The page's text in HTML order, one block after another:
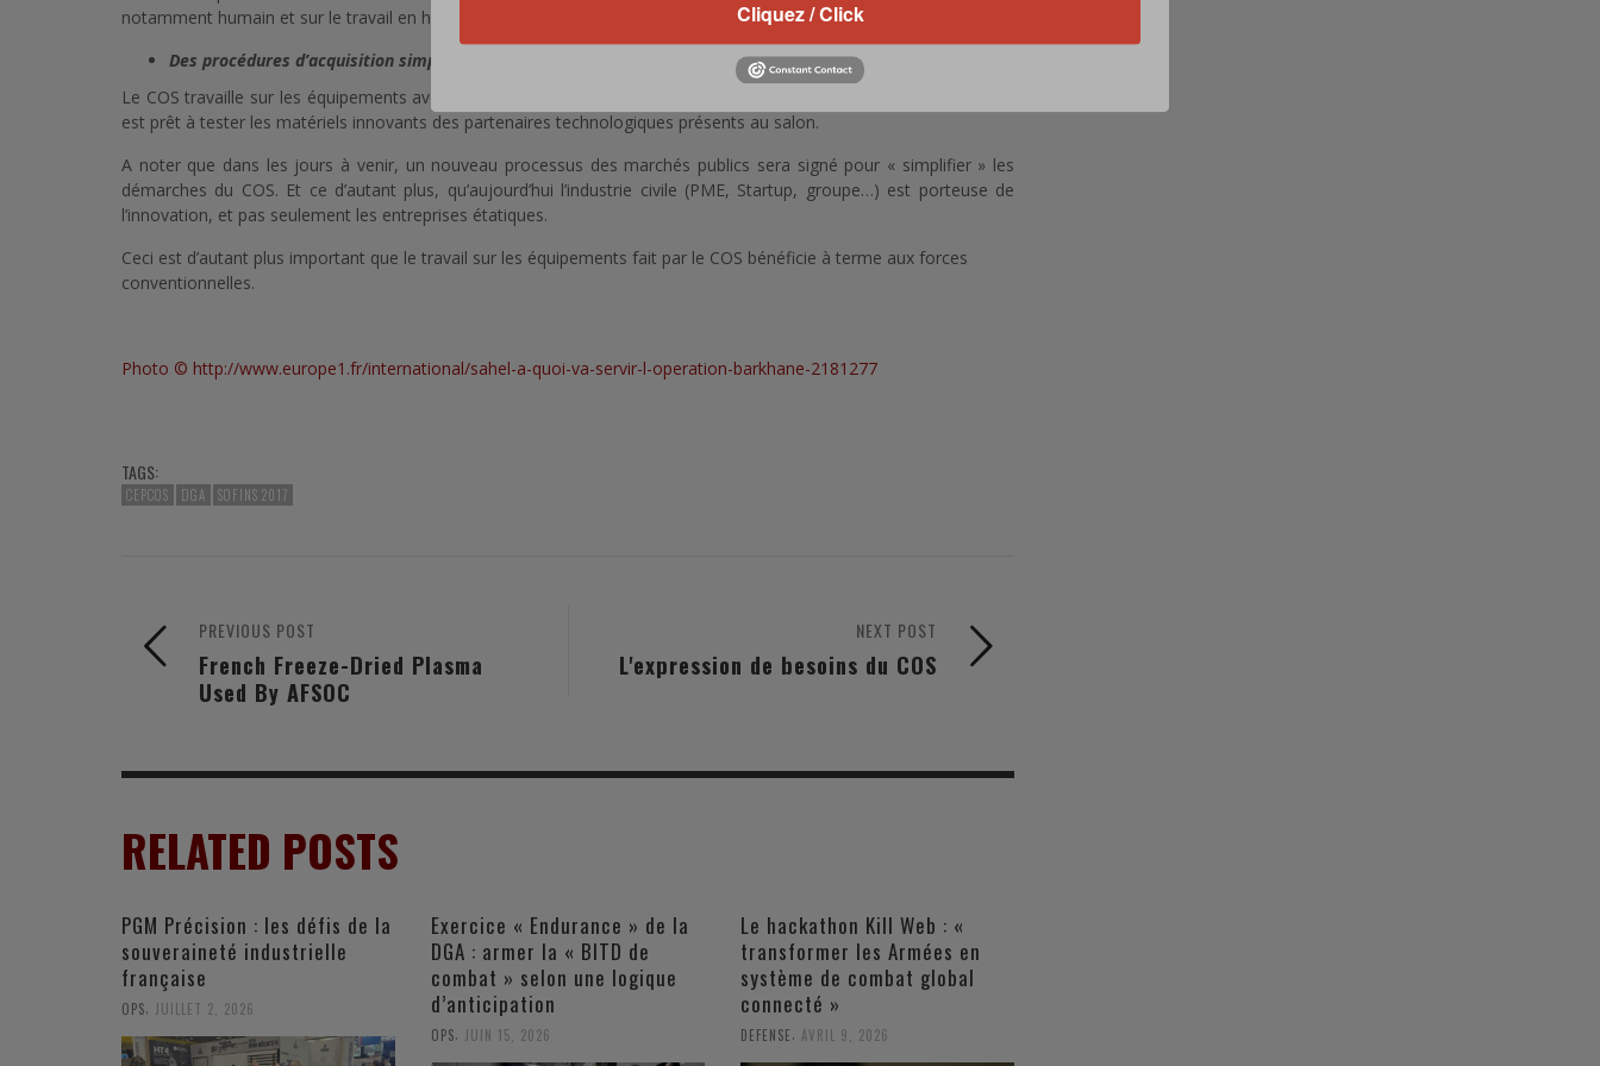
notamment humain et sur le travail en haute intensité en particulier sur les points stratégiques.
Des procédures d’acquisition simplifiées
Le COS travaille sur les équipements avec le CEPCOS (centre d’étude pratique du COS) et la DGA sur le futur, mais
est prêt à tester les matériels innovants des partenaires technologiques présents au salon.
A noter que dans les jours à venir, un nouveau processus des marchés publics sera signé pour « simplifier » les
démarches du COS. Et ce d’autant plus, qu’aujourd’hui l’industrie civile (PME, Startup, groupe…) est porteuse de
l’innovation, et pas seulement les entreprises étatiques.
Ceci est d’autant plus important que le travail sur les équipements fait par le COS bénéficie à terme aux forces
conventionnelles.
Photo © http://www.europe1.fr/international/sahel-a-quoi-va-servir-l-operation-barkhane-2181277
TAGS:
CEPCOS DGA SOFINS 2017
NEXT POST
L'expression de besoins du COS
PREVIOUS POST
French Freeze-Dried Plasma
Used By AFSOC
RELATED POSTS
PGM Précision : les défis de la
souveraineté industrielle
française
OPS JUILLET 2, 2026
Exercice « Endurance » de la
DGA : armer la « BITD de
combat » selon une logique
d’anticipation
OPS JUIN 15, 2026
Le hackathon Kill Web : «
transformer les Armées en
système de combat global
connecté »
DEFENSE AVRIL 9, 2026
Cliquez / Click